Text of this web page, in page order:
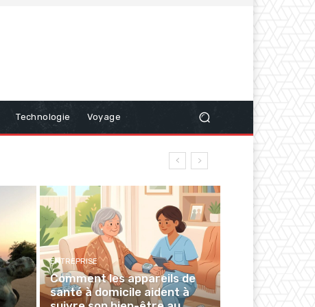
Technologie Voyage
ENTREPRISE
Comment les appareils de
santé à domicile aident à